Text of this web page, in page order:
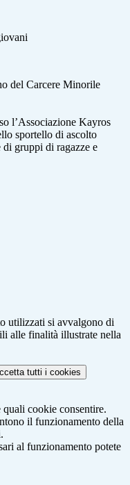
del Carcere Minorile
l’Associazione Kayros
sportello di ascolto
gruppi di ragazze e
utilizzati si avvalgono di
alle finalità illustrate nella
tutti i cookies
quali cookie consentire.
il funzionamento della
al funzionamento potete